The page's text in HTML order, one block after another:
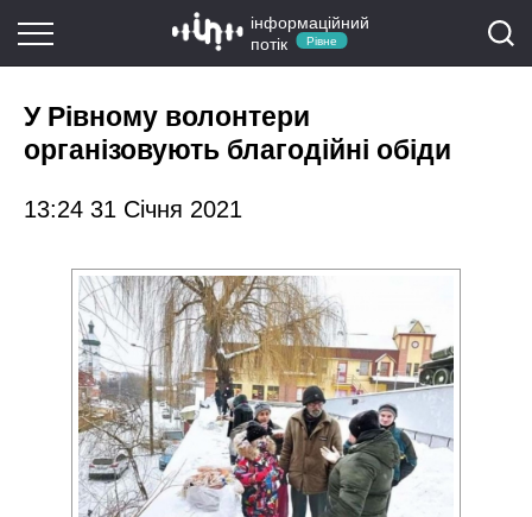
інформаційний
потік
Рівне
У Рівному волонтери
організовують благодійні обіди
13:24 31 Січня 2021